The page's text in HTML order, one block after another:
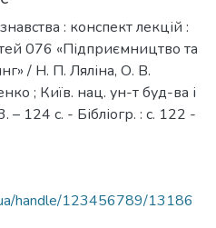
: конспект лекцій :
076 «Підприємництво та
/ Н. П. Ляліна, О. В.
; Київ. нац. ун-т буд-ва і
124 с. - Бібліогр. : с. 122 -
handle/123456789/13186